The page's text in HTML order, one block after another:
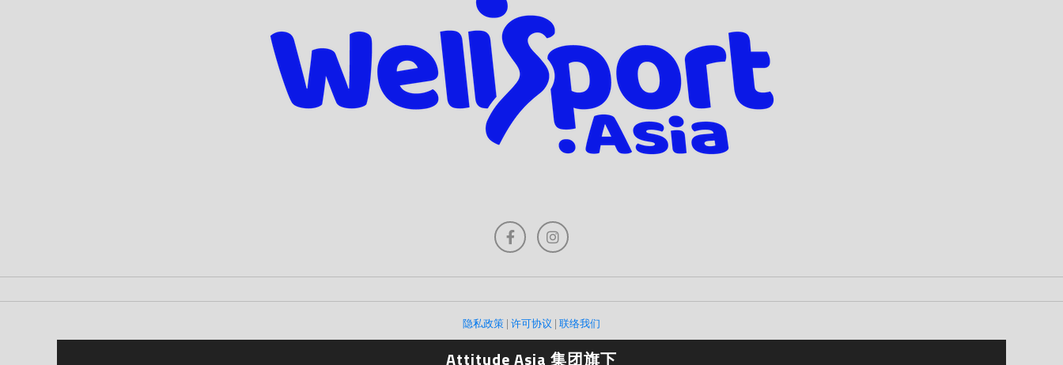
隐私政策 | 许可协议 | 联络我们
Attitude Asia 集团旗下